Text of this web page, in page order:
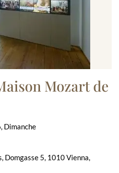
Mozart de
Dimanche
Domgasse 5, 1010 Vienna,